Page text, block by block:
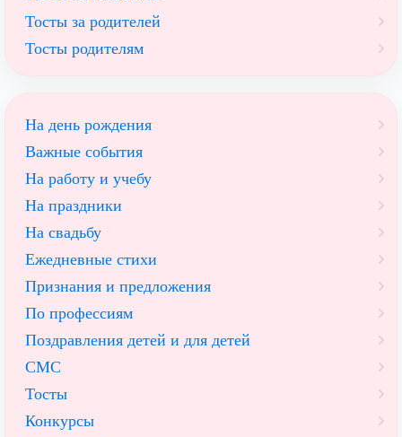
Тосты за родителей
Тосты родителям
На день рождения
Важные события
На работу и учебу
На праздники
На свадьбу
Ежедневные стихи
Признания и предложения
По профессиям
Поздравления детей и для детей
СМС
Тосты
Конкурсы